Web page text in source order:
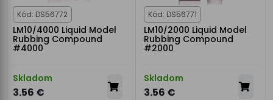
Kód: DS56772
LM10/4000 Liquid Model
Rubbing Compound
#4000
Skladom
3.56 €
Kód: DS56771
LM10/2000 Liquid Model
Rubbing Compound
#2000
Skladom
3.56 €